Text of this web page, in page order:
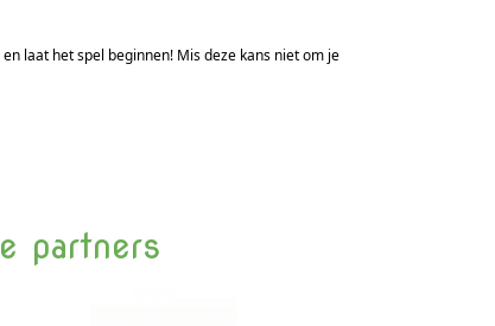
laat het spel beginnen! Mis deze kans niet om je
partners